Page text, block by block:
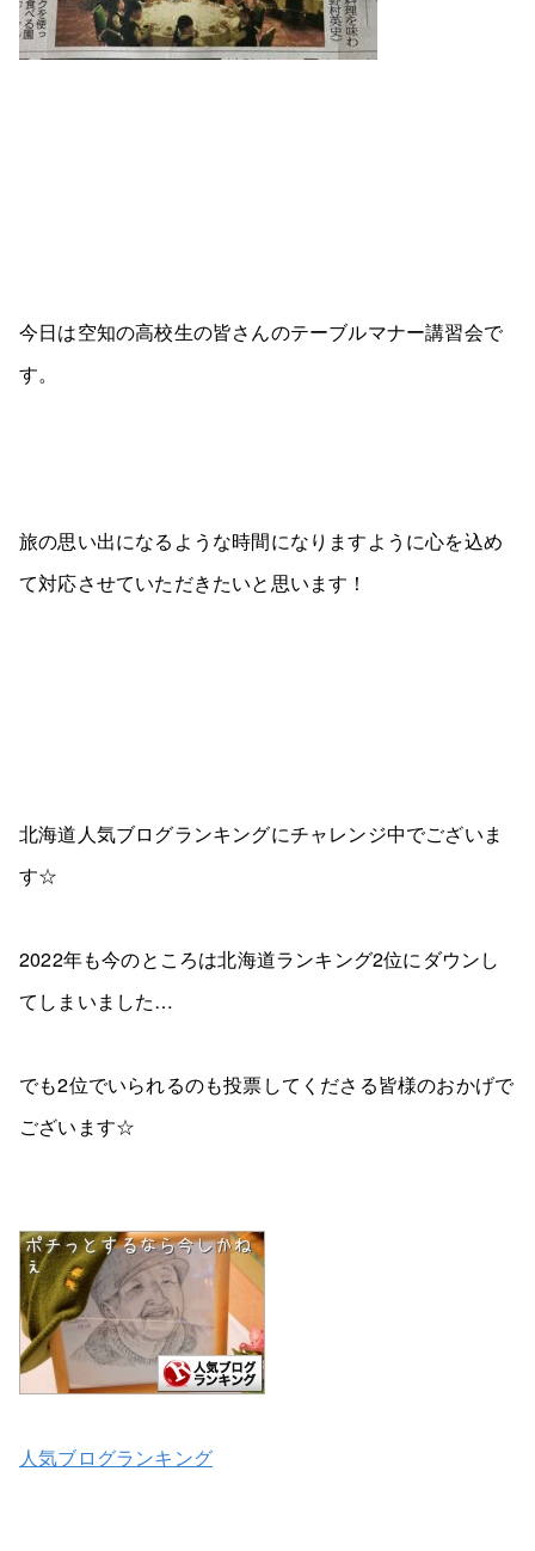
今日は空知の高校生の皆さんのテーブルマナー講習会で
す。
旅の思い出になるような時間になりますように心を込め
て対応させていただきたいと思います！
北海道人気ブログランキングにチャレンジ中でございま
す☆
2022年も今のところは北海道ランキング2位にダウンし
てしまいました…
でも2位でいられるのも投票してくださる皆様のおかげで
ございます☆
人気ブログランキング